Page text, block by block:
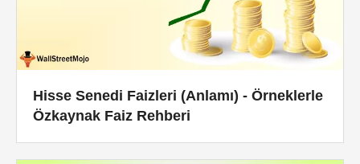
Hisse Senedi Faizleri (Anlamı) - Örneklerle
Özkaynak Faiz Rehberi